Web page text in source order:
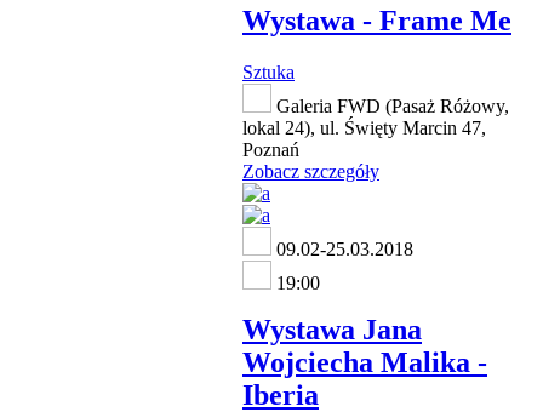
Wystawa - Frame Me
Sztuka
Galeria FWD (Pasaż Różowy,
lokal 24), ul. Święty Marcin 47,
Poznań
Zobacz szczegóły
09.02-25.03.2018
19:00
Wystawa Jana
Wojciecha Malika -
Iberia